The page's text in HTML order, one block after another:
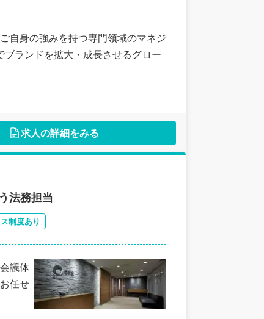
自身の強みを持つ専門領域のマネジ
ランドを拡大・成長させるグロー
求人の詳細をみる
法務担当
制度あり
議体
任せ